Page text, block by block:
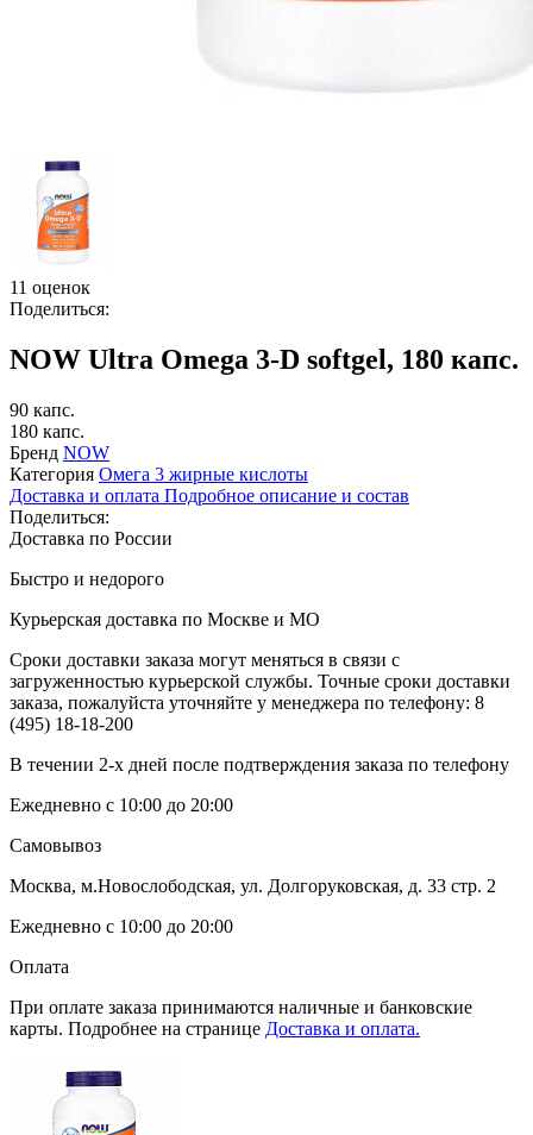
11 оценок
Поделиться:
NOW Ultra Omega 3-D softgel, 180 капс.
90 капс.
180 капс.
Бренд NOW
Категория Омега 3 жирные кислоты
Доставка и оплата Подробное описание и состав
Поделиться:
Доставка по России
Быстро и недорого
Курьерская доставка по Москве и МО
Сроки доставки заказа могут меняться в связи с
загруженностью курьерской службы. Точные сроки доставки
заказа, пожалуйста уточняйте у менеджера по телефону: 8
(495) 18-18-200
В течении 2-х дней после подтверждения заказа по телефону
Ежедневно с 10:00 до 20:00
Самовывоз
Москва, м.Новослободская, ул. Долгоруковская, д. 33 стр. 2
Ежедневно с 10:00 до 20:00
Оплата
При оплате заказа принимаются наличные и банковские
карты. Подробнее на странице Доставка и оплата.